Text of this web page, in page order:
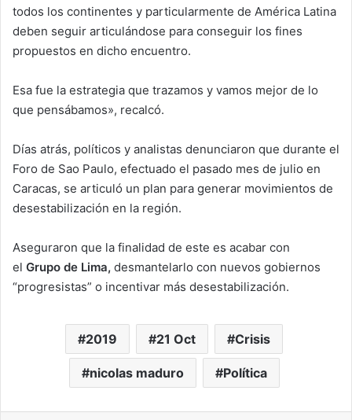
todos los continentes y particularmente de América Latina
deben seguir articulándose para conseguir los fines
propuestos en dicho encuentro.
Esa fue la estrategia que trazamos y vamos mejor de lo
que pensábamos», recalcó.
Días atrás, políticos y analistas denunciaron que durante el
Foro de Sao Paulo, efectuado el pasado mes de julio en
Caracas, se articuló un plan para generar movimientos de
desestabilización en la región.
Aseguraron que la finalidad de este es acabar con
el Grupo de Lima, desmantelarlo con nuevos gobiernos
“progresistas” o incentivar más desestabilización.
2019 21 Oct Crisis
nicolas maduro Política